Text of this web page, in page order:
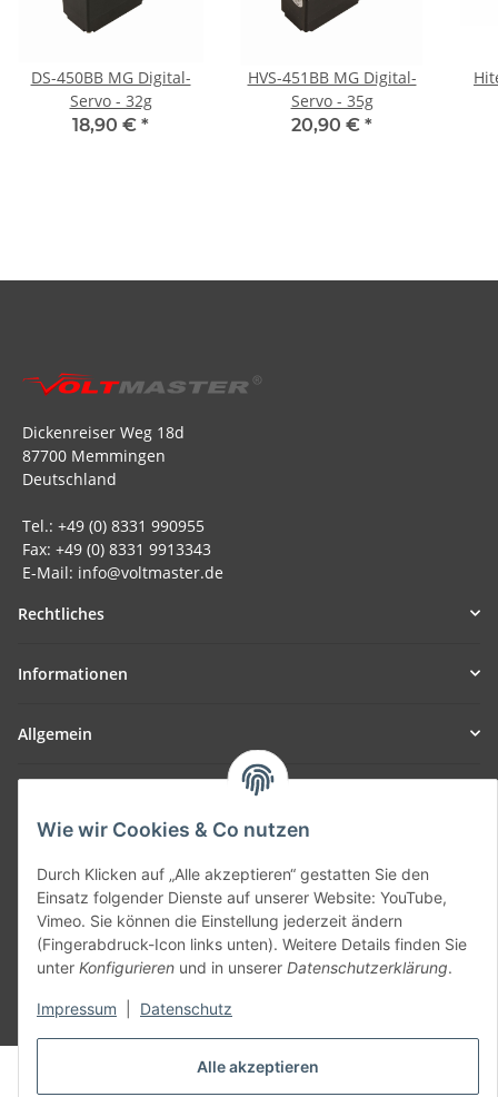
Alle akzeptieren
Wie wir Cookies & Co nutzen
Durch Klicken auf „Alle akzeptieren“ gestatten Sie den
Einsatz folgender Dienste auf unserer Website: YouTube,
Vimeo. Sie können die Einstellung jederzeit ändern
(Fingerabdruck-Icon links unten). Weitere Details finden Sie
unter Konfigurieren und in unserer Datenschutzerklärung.
Impressum Datenschutz
DS-450BB MG Digital-
Servo - 32g
18,90 € *
HVS-451BB MG Digital-
Servo - 35g
20,90 € *
Dickenreiser Weg 18d
87700 Memmingen
Deutschland
Tel.: +49 (0) 8331 990955
Fax: +49 (0) 8331 9913343
E-Mail: info@voltmaster.de
Rechtliches
Informationen
Allgemein
SmoliTec - Safety. Simplified. Worldwide. ( B2B Shop )
Vertrag widerrufen
* Alle Preise inkl. gesetzlicher USt., zzgl.
© voltmaster.de
Powered byJTL-Shop